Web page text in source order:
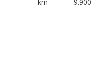
km
9.900